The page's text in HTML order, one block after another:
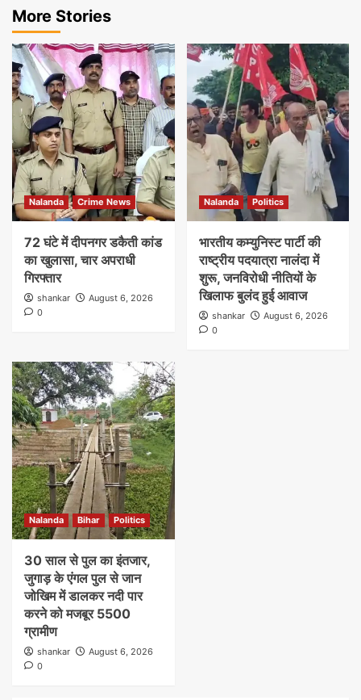
More Stories
Nalanda Crime News
72 घंटे में दीपनगर डकैती कांड
का खुलासा, चार अपराधी
गिरफ्तार
shankar
August 6, 2026
0
Nalanda Politics
भारतीय कम्युनिस्ट पार्टी की
राष्ट्रीय पदयात्रा नालंदा में
शुरू, जनविरोधी नीतियों के
खिलाफ बुलंद हुई आवाज
shankar
August 6, 2026
0
Nalanda Bihar Politics
30 साल से पुल का इंतजार,
जुगाड़ के एंगल पुल से जान
जोखिम में डालकर नदी पार
करने को मजबूर 5500
ग्रामीण
shankar
August 6, 2026
0